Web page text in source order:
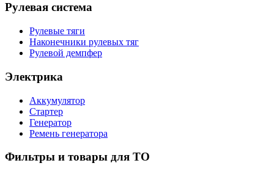
Рулевая система
Рулевые тяги
Наконечники рулевых тяг
Рулевой демпфер
Электрика
Аккумулятор
Стартер
Генератор
Ремень генератора
Фильтры и товары для ТО